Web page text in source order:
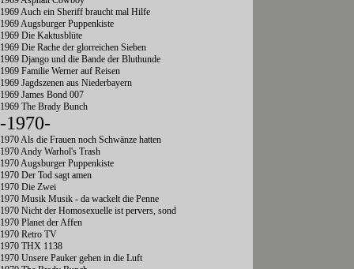
1969 Auch ein Sheriff braucht mal Hilfe
1969 Augsburger Puppenkiste
1969 Die Kaktusblüte
1969 Die Rache der glorreichen Sieben
1969 Django und die Bande der Bluthunde
1969 Familie Werner auf Reisen
1969 Jagdszenen aus Niederbayern
1969 James Bond 007
1969 The Brady Bunch
-1970-
1970 Als die Frauen noch Schwänze hatten
1970 Andy Warhol's Trash
1970 Augsburger Puppenkiste
1970 Der Tod sagt amen
1970 Die Zwei
1970 Musik Musik - da wackelt die Penne
1970 Nicht der Homosexuelle ist pervers, sond
1970 Planet der Affen
1970 Retro TV
1970 THX 1138
1970 Unsere Pauker gehen in die Luft